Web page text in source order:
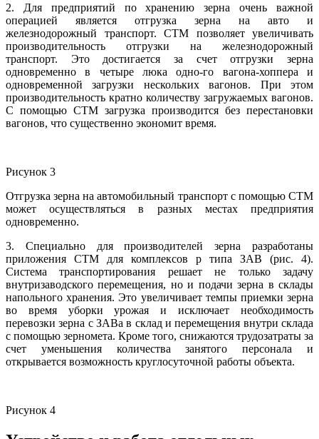
2. Для предприятий по хранению зерна очень важной
операцией является отгрузка зерна на авто и
железнодорожный транспорт. СТМ позволяет увеличивать
производительность отгрузки на железнодорожный
транспорт. Это достигается за счет отгрузки зерна
одновременно в четыре люка одно-го вагона-хоппера и
одновременной загрузки нескольких вагонов. При этом
производительность кратно количеству загружаемых вагонов.
С помощью СТМ загрузка производится без перестановки
вагонов, что существенно экономит время.
Рисунок 3
Отгрузка зерна на автомобильный транспорт с помощью СТМ
может осуществляться в разных местах предприятия
одновременно.
3. Специально для производителей зерна разработаны
приложения СТМ для комплексов р типа ЗАВ (рис. 4).
Система транспортирования решает не только задачу
внутризаводского перемещения, но и подачи зерна в склады
напольного хранения. Это увеличивает темпы приемки зерна
во время уборки урожая и исключает необходимость
перевозки зерна с ЗАВа в склад и перемещения внутри склада
с помощью зерномета. Кроме того, снижаются трудозатраты за
счет уменьшения количества занятого персонала и
открывается возможность круглосуточной работы объекта.
Рисунок 4